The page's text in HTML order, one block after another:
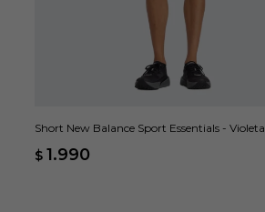
Short New Balance Sport Essentials - Violeta
$ 1.990